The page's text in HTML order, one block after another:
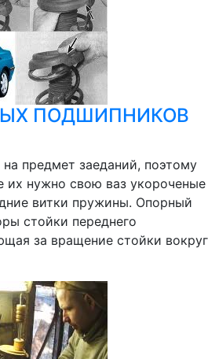
ПОДШИПНИКОВ
предмет заеданий, поэтому
их нужно свою ваз укороченые
витки пружины. Опорный
стойки переднего
за вращение стойки вокруг